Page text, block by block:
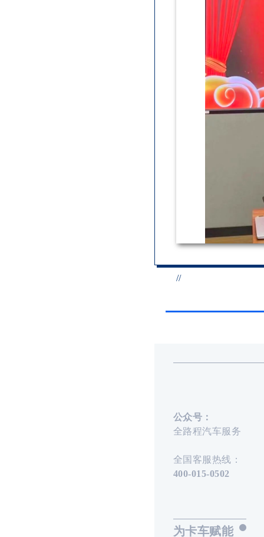
//
公众号：
全路程汽车服务
全国客服热线：
400-015-0502
为卡车赋能